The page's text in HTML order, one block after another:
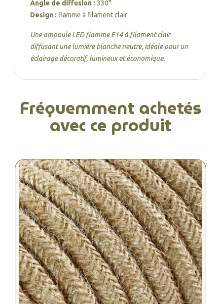
Angle de diffusion : 330°
Design : flamme à filament clair
Une ampoule LED flamme E14 à filament clair
diffusant une lumière blanche neutre, idéale pour un
éclairage décoratif, lumineux et économique.
Fréquemment achetés
avec ce produit